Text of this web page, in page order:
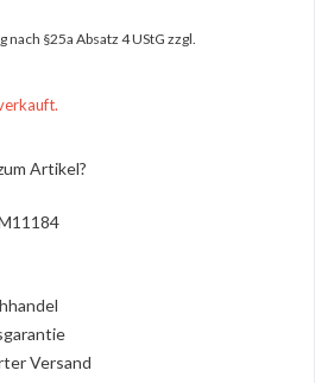
§25a Absatz 4 UStG zzgl.
Artikel?
Versand